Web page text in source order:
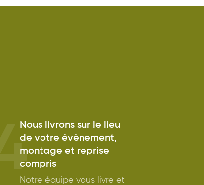
4
Nous livrons sur le lieu
de votre évènement,
montage et reprise
compris
Notre équipe vous livre et